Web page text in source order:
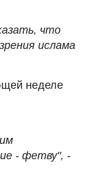
что
ислама
неделе
- фетву", -